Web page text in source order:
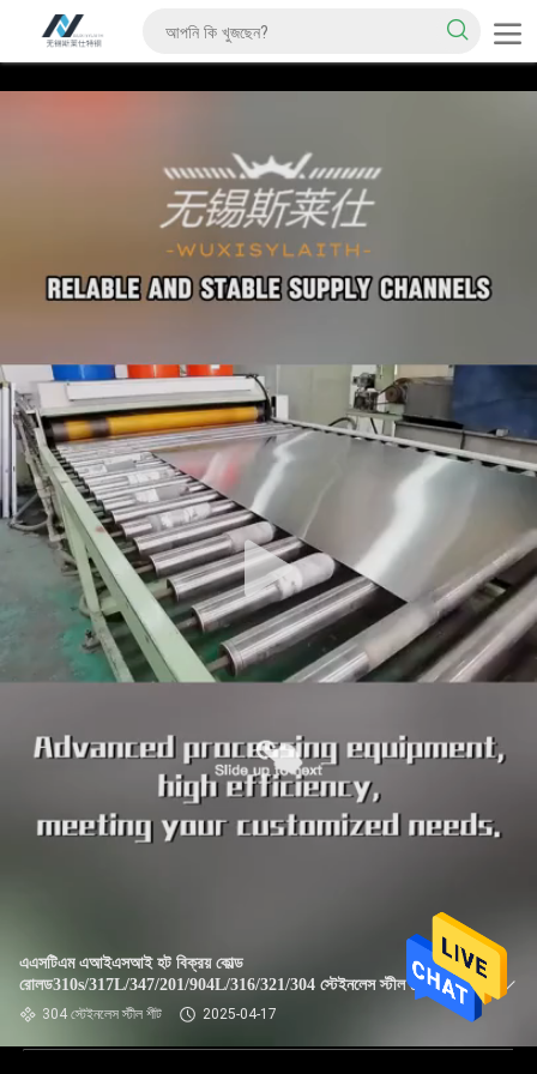
এএসটিএম এআইএসআই হট বিক্রয় কোল্ড
রোলড310s/317L/347/201/904L/316/321/304 স্টেইনলেস স্টীল প্লেট /
শীট
304 স্টেইনলেস স্টীল শীট 2025-04-17